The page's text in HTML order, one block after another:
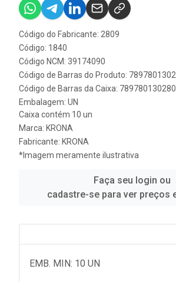
Código do Fabricante: 2809
Código: 1840
Código NCM: 39174090
Código de Barras do Produto:
Código de Barras da Caixa:
Embalagem: UN
Caixa contém 10 un
Marca: KRONA
Fabricante: KRONA
*Imagem meramente ilustrativa
Faça seu login ou
cadastre-se para ver preços
EMB. MIN: 10 UN